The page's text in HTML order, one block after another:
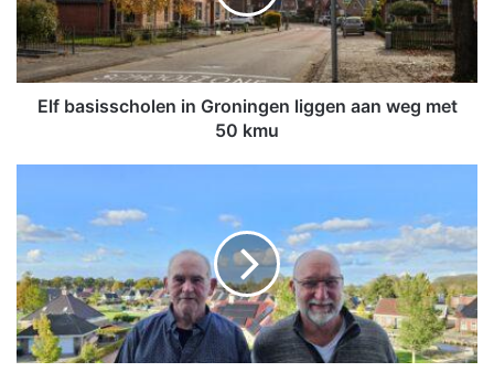
s
i
s
s
n
i
n
G
r
o
n
Elf basisscholen in Groningen liggen aan weg met
50 kmu
n
o
D
r
e
n
t